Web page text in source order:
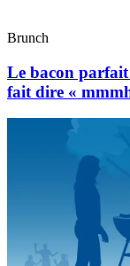
Brunch
Le bacon
fait dire «